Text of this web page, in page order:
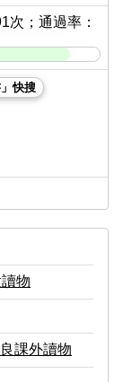
次；通過率：
」快搜
物
課外讀物